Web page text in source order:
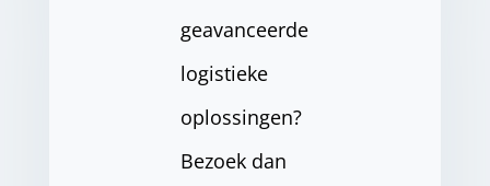
geavanceerde
logistieke
oplossingen?
Bezoek dan